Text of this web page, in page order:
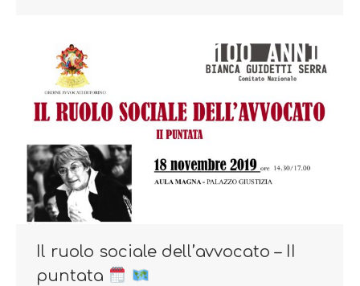
Il ruolo sociale dell’avvocato – II
puntata